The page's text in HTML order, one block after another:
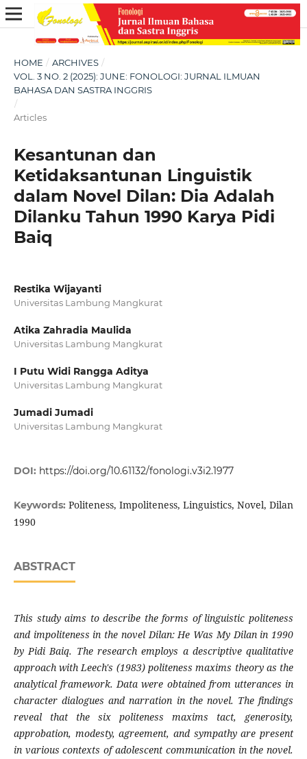
HOME / ARCHIVES /
VOL. 3 NO. 2 (2025): JUNE: FONOLOGI: JURNAL ILMUAN
BAHASA DAN SASTRA INGGRIS
/
Articles
Kesantunan dan
Ketidaksantunan Linguistik
dalam Novel Dilan: Dia Adalah
Dilanku Tahun 1990 Karya Pidi
Baiq
Restika Wijayanti
Universitas Lambung Mangkurat
Atika Zahradia Maulida
Universitas Lambung Mangkurat
I Putu Widi Rangga Aditya
Universitas Lambung Mangkurat
Jumadi Jumadi
Universitas Lambung Mangkurat
DOI: https://doi.org/10.61132/fonologi.v3i2.1977
Keywords: Politeness, Impoliteness, Linguistics, Novel, Dilan
1990
ABSTRACT
This study aims to describe the forms of linguistic politeness
and impoliteness in the novel Dilan: He Was My Dilan in 1990
by Pidi Baiq. The research employs a descriptive qualitative
approach with Leech's (1983) politeness maxims theory as the
analytical framework. Data were obtained from utterances in
character dialogues and narration in the novel. The findings
reveal that the six politeness maxims
tact, generosity,
approbation, modesty, agreement, and sympathy are present
in various contexts of adolescent communication in the novel.